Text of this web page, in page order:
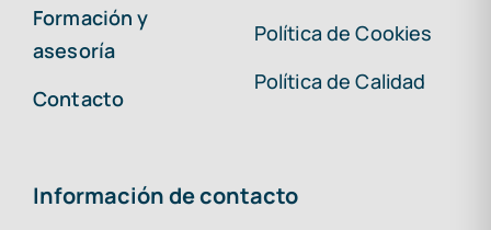
Formación y
asesoría
Contacto
Política de Cookies
Política de Calidad
Información de contacto